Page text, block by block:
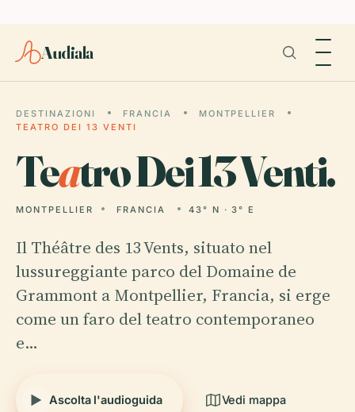
Audiala
DESTINAZIONI FRANCIA
MONTPELLIER
TEATRO DEI 13 VENTI
Teatro Dei 13 Venti.
MONTPELLIER FRANCIA 43° N · 3° E
Il Théâtre des 13 Vents, situato nel
lussureggiante parco del Domaine de
Grammont a Montpellier, Francia, si erge
come un faro del teatro contemporaneo
e…
Ascolta l'audioguida Vedi mappa